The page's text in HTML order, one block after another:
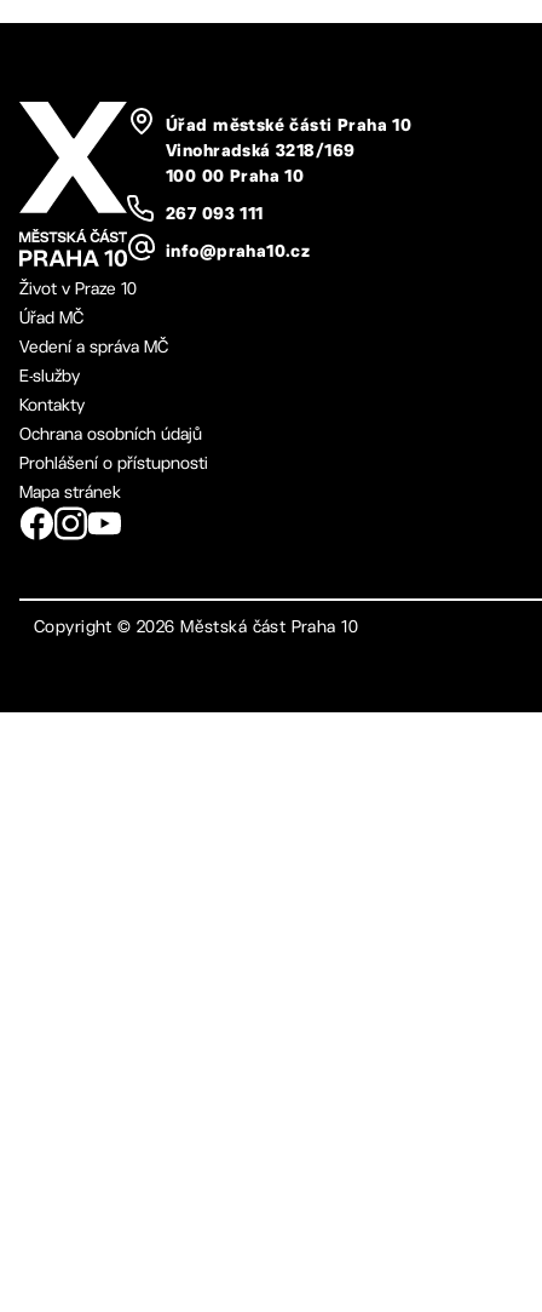
Úřad městské části Praha 10
Vinohradská 3218/169
100 00 Praha 10
267 093 111
info@praha10.cz
Život v Praze 10
Úřad MČ
Vedení a správa MČ
E-služby
Kontakty
Ochrana osobních údajů
Prohlášení o přístupnosti
Mapa stránek
Copyright ©2026 Městská část Praha 10